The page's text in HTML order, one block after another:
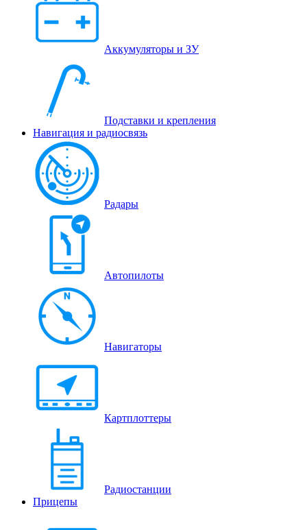
Аккумуляторы и ЗУ
Подставки и крепления
Навигация и радиосвязь
Радары
Автопилоты
Навигаторы
Картплоттеры
Радиостанции
Прицепы